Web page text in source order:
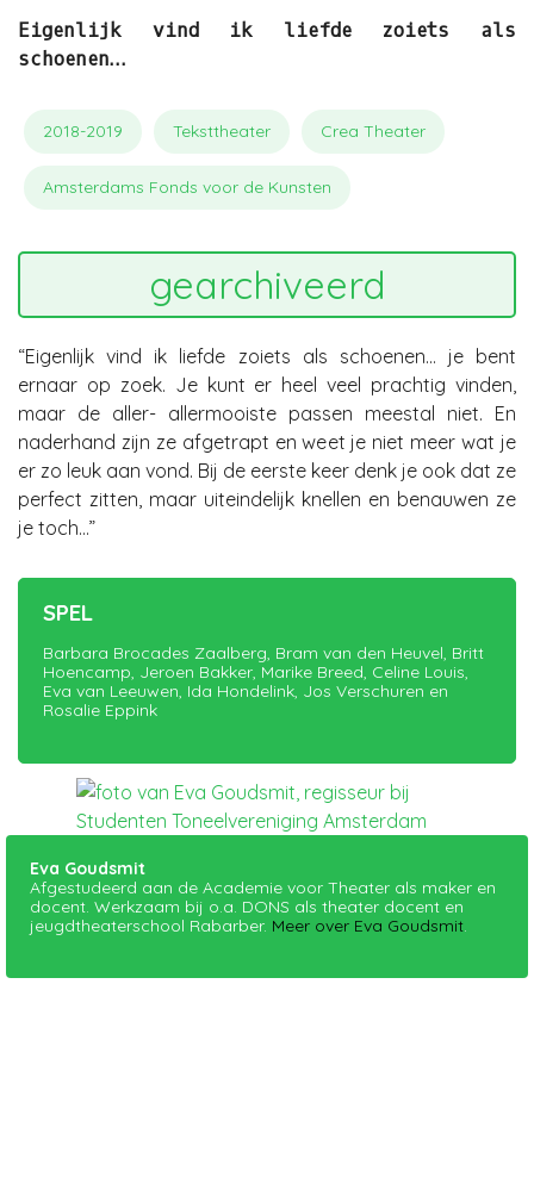
Eigenlijk vind ik liefde zoiets als
schoenen…
2018-2019 Teksttheater Crea Theater
Amsterdams Fonds voor de Kunsten
gearchiveerd
“Eigenlijk vind ik liefde zoiets als schoenen… je bent
ernaar op zoek. Je kunt er heel veel prachtig vinden,
maar de aller- allermooiste passen meestal niet. En
naderhand zijn ze afgetrapt en weet je niet meer wat je
er zo leuk aan vond. Bij de eerste keer denk je ook dat ze
perfect zitten, maar uiteindelijk knellen en benauwen ze
je toch…”
SPEL
Barbara Brocades Zaalberg, Bram van den Heuvel, Britt
Hoencamp, Jeroen Bakker, Marike Breed, Celine Louis,
Eva van Leeuwen, Ida Hondelink, Jos Verschuren en
Rosalie Eppink
Eva Goudsmit
Afgestudeerd aan de Academie voor Theater als maker en
docent. Werkzaam bij o.a. DONS als theater docent en
jeugdtheaterschool Rabarber. Meer over Eva Goudsmit.